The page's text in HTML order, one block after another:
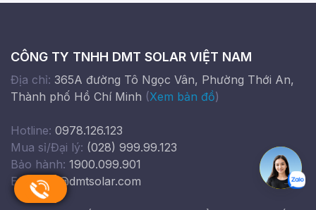
CÔNG TY TNHH DMT SOLAR VIỆT NAM
Địa chỉ: 365A đường Tô Ngọc Vân, Phường Thới An,
Thành phố Hồ Chí Minh (Xem bản đồ)
Hotline: 0978.126.123
Mua sỉ/Đại lý: (028) 999.99.123
Bảo hành: 1900.099.901
Email:vn@dmtsolar.com